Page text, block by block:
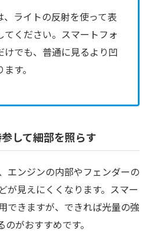
ライトの反射を使って表
ください。スマートフォ
けでも、普通に見るより凹
す。
して細部を照らす
エンジンの内部やフェンダーの
が見えにくくなります。スマー
できますが、できれば光量の強
がおすすめです。